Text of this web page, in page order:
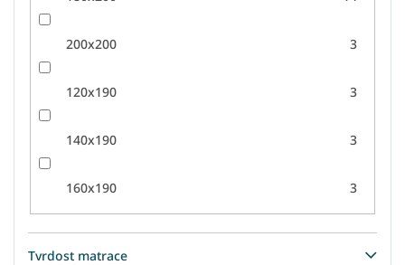
200x200 3
120x190 3
140x190 3
160x190 3
Tvrdost matrace